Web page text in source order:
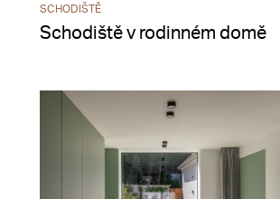
SCHODIŠTĚ
Schodiště v rodinném domě